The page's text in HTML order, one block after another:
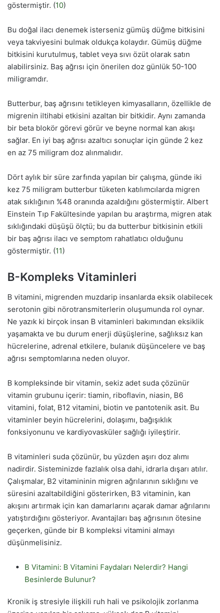
göstermiştir. (10)
Bu doğal ilacı denemek isterseniz gümüş düğme bitkisini
veya takviyesini bulmak oldukça kolaydır. Gümüş düğme
bitkisini kurutulmuş, tablet veya sıvı özüt olarak satın
alabilirsiniz. Baş ağrısı için önerilen doz günlük 50-100
miligramdır.
Butterbur, baş ağrısını tetikleyen kimyasalların, özellikle de
migrenin iltihabi etkisini azaltan bir bitkidir. Aynı zamanda
bir beta blokör görevi görür ve beyne normal kan akışı
sağlar. En iyi baş ağrısı azaltıcı sonuçlar için günde 2 kez
en az 75 miligram doz alınmalıdır.
Dört aylık bir süre zarfında yapılan bir çalışma, günde iki
kez 75 miligram butterbur tüketen katılımcılarda migren
atak sıklığının %48 oranında azaldığını göstermiştir. Albert
Einstein Tıp Fakültesinde yapılan bu araştırma, migren atak
sıklığındaki düşüşü ölçtü; bu da butterbur bitkisinin etkili
bir baş ağrısı ilacı ve semptom rahatlatıcı olduğunu
göstermiştir. (11)
B-Kompleks Vitaminleri
B vitamini, migrenden muzdarip insanlarda eksik olabilecek
serotonin gibi nörotransmiterlerin oluşumunda rol oynar.
Ne yazık ki birçok insan B vitaminleri bakımından eksiklik
yaşamakta ve bu durum enerji düşüşlerine, sağlıksız kan
hücrelerine, adrenal etkilere, bulanık düşüncelere ve baş
ağrısı semptomlarına neden oluyor.
B kompleksinde bir vitamin, sekiz adet suda çözünür
vitamin grubunu içerir: tiamin, riboflavin, niasin, B6
vitamini, folat, B12 vitamini, biotin ve pantotenik asit. Bu
vitaminler beyin hücrelerini, dolaşımı, bağışıklık
fonksiyonunu ve kardiyovasküler sağlığı iyileştirir.
B vitaminleri suda çözünür, bu yüzden aşırı doz alımı
nadirdir. Sisteminizde fazlalık olsa dahi, idrarla dışarı atılır.
Çalışmalar, B2 vitamininin migren ağrılarının sıklığını ve
süresini azaltabildiğini gösterirken, B3 vitaminin, kan
akışını artırmak için kan damarlarını açarak damar ağrılarını
yatıştırdığını gösteriyor. Avantajları baş ağrısının ötesine
geçerken, günde bir B kompleksi vitamini almayı
düşünmelisiniz.
B Vitamini: B Vitamini Faydaları Nelerdir? Hangi
Besinlerde Bulunur?
Kronik iş stresiyle ilişkili ruh hali ve psikolojik zorlanma